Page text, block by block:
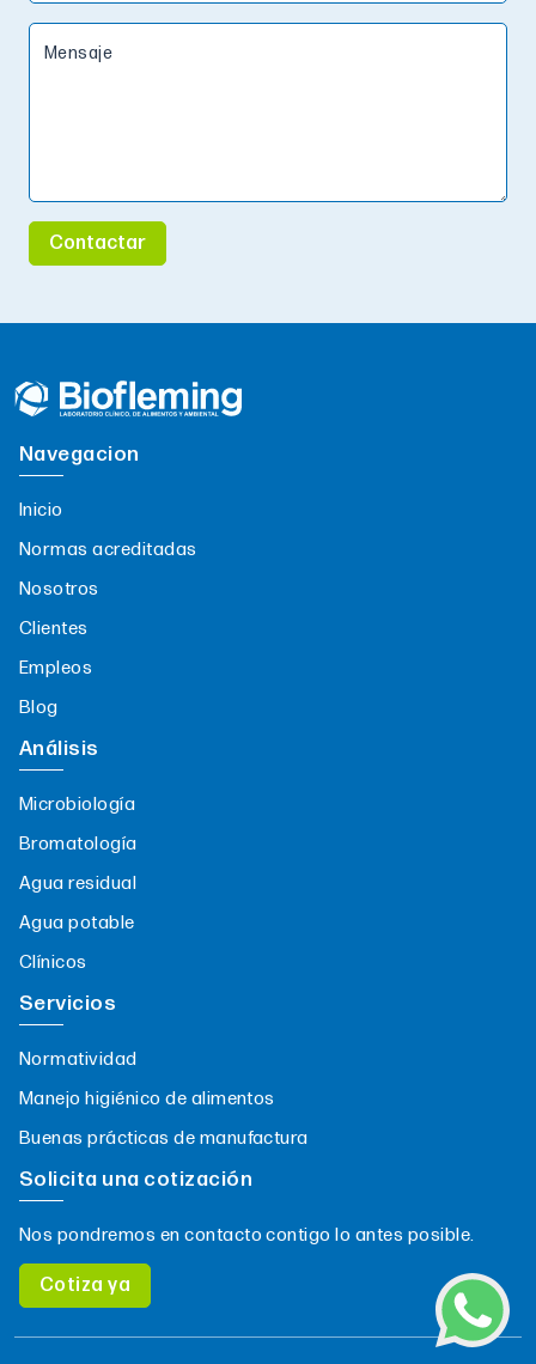
Mensaje
Contactar
Navegacion
Inicio
Normas acreditadas
Nosotros
Clientes
Empleos
Blog
Análisis
Microbiología
Bromatología
Agua residual
Agua potable
Clínicos
Servicios
Normatividad
Manejo higiénico de alimentos
Buenas prácticas de manufactura
Solicita una cotización
Nos pondremos en contacto contigo lo antes posible.
Cotiza ya